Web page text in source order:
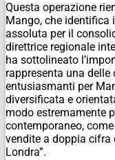
Questa operazione
Mango, che
assoluta per il
direttrice regionale
ha sottolineato
rappresenta una
entusiasmanti per
diversificata e
modo estremamente
contemporaneo,
vendite a doppia cifra
Londra”.